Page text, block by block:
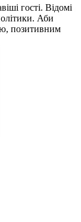
гості. Відомі
Аби
позитивним